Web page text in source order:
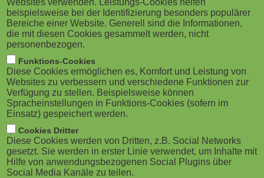
M
o
b
i
l
e
)
Websites verwenden. Leistungs-Cookies helfen
beispielsweise bei der Identifizierung besonders populärer
Bereiche einer Website. Generell sind die Informationen,
die mit diesen Cookies gesammelt werden, nicht
personenbezogen.
Funktions-Cookies
Diese Cookies ermöglichen es, Komfort und Leistung von
Websites zu verbessern und verschiedene Funktionen zur
Verfügung zu stellen. Beispielsweise können
Spracheinstellungen in Funktions-Cookies (sofern im
Einsatz) gespeichert werden.
Cookies Dritter
Diese Cookies werden von Dritten, z.B. Social Networks
gesetzt. Sie werden in erster Linie verwendet, um Inhalte mit
Hilfe von anwendungsbezogenen Social Plugins über
Social Media Kanäle zu teilen.